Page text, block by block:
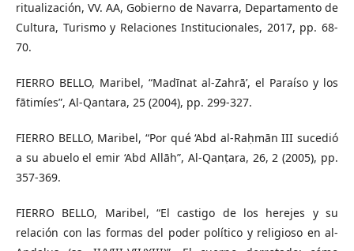
ritualización, VV. AA, Gobierno de Navarra, Departamento de
Cultura, Turismo y Relaciones Institucionales, 2017, pp. 68-
70.
FIERRO BELLO, Maribel, “Madīnat al-Zahrā’, el Paraíso y los
fātimíes”, Al-Qantara, 25 (2004), pp. 299-327.
FIERRO BELLO, Maribel, “Por qué ‘Abd al-Raḥmān III sucedió
a su abuelo el emir ‘Abd Allāh”, Al-Qanṭara, 26, 2 (2005), pp.
357-369.
FIERRO BELLO, Maribel, “El castigo de los herejes y su
relación con las formas del poder político y religioso en al-